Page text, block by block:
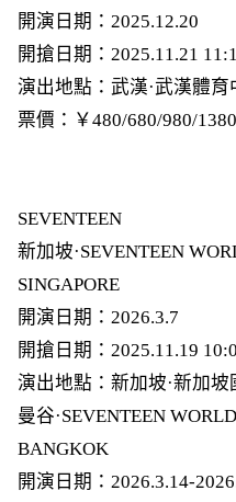
開演日期：2025.12.20
開搶日期：2025.11.21
演出地點：武漢·武漢體育
票價：￥480/680/980/
SEVENTEEN
新加坡·SEVENTEEN
SINGAPORE
開演日期：2026.3.7
開搶日期：2025.11.19
演出地點：新加坡·新加坡
曼谷·SEVENTEEN
BANGKOK
開演日期：2026.3.14-